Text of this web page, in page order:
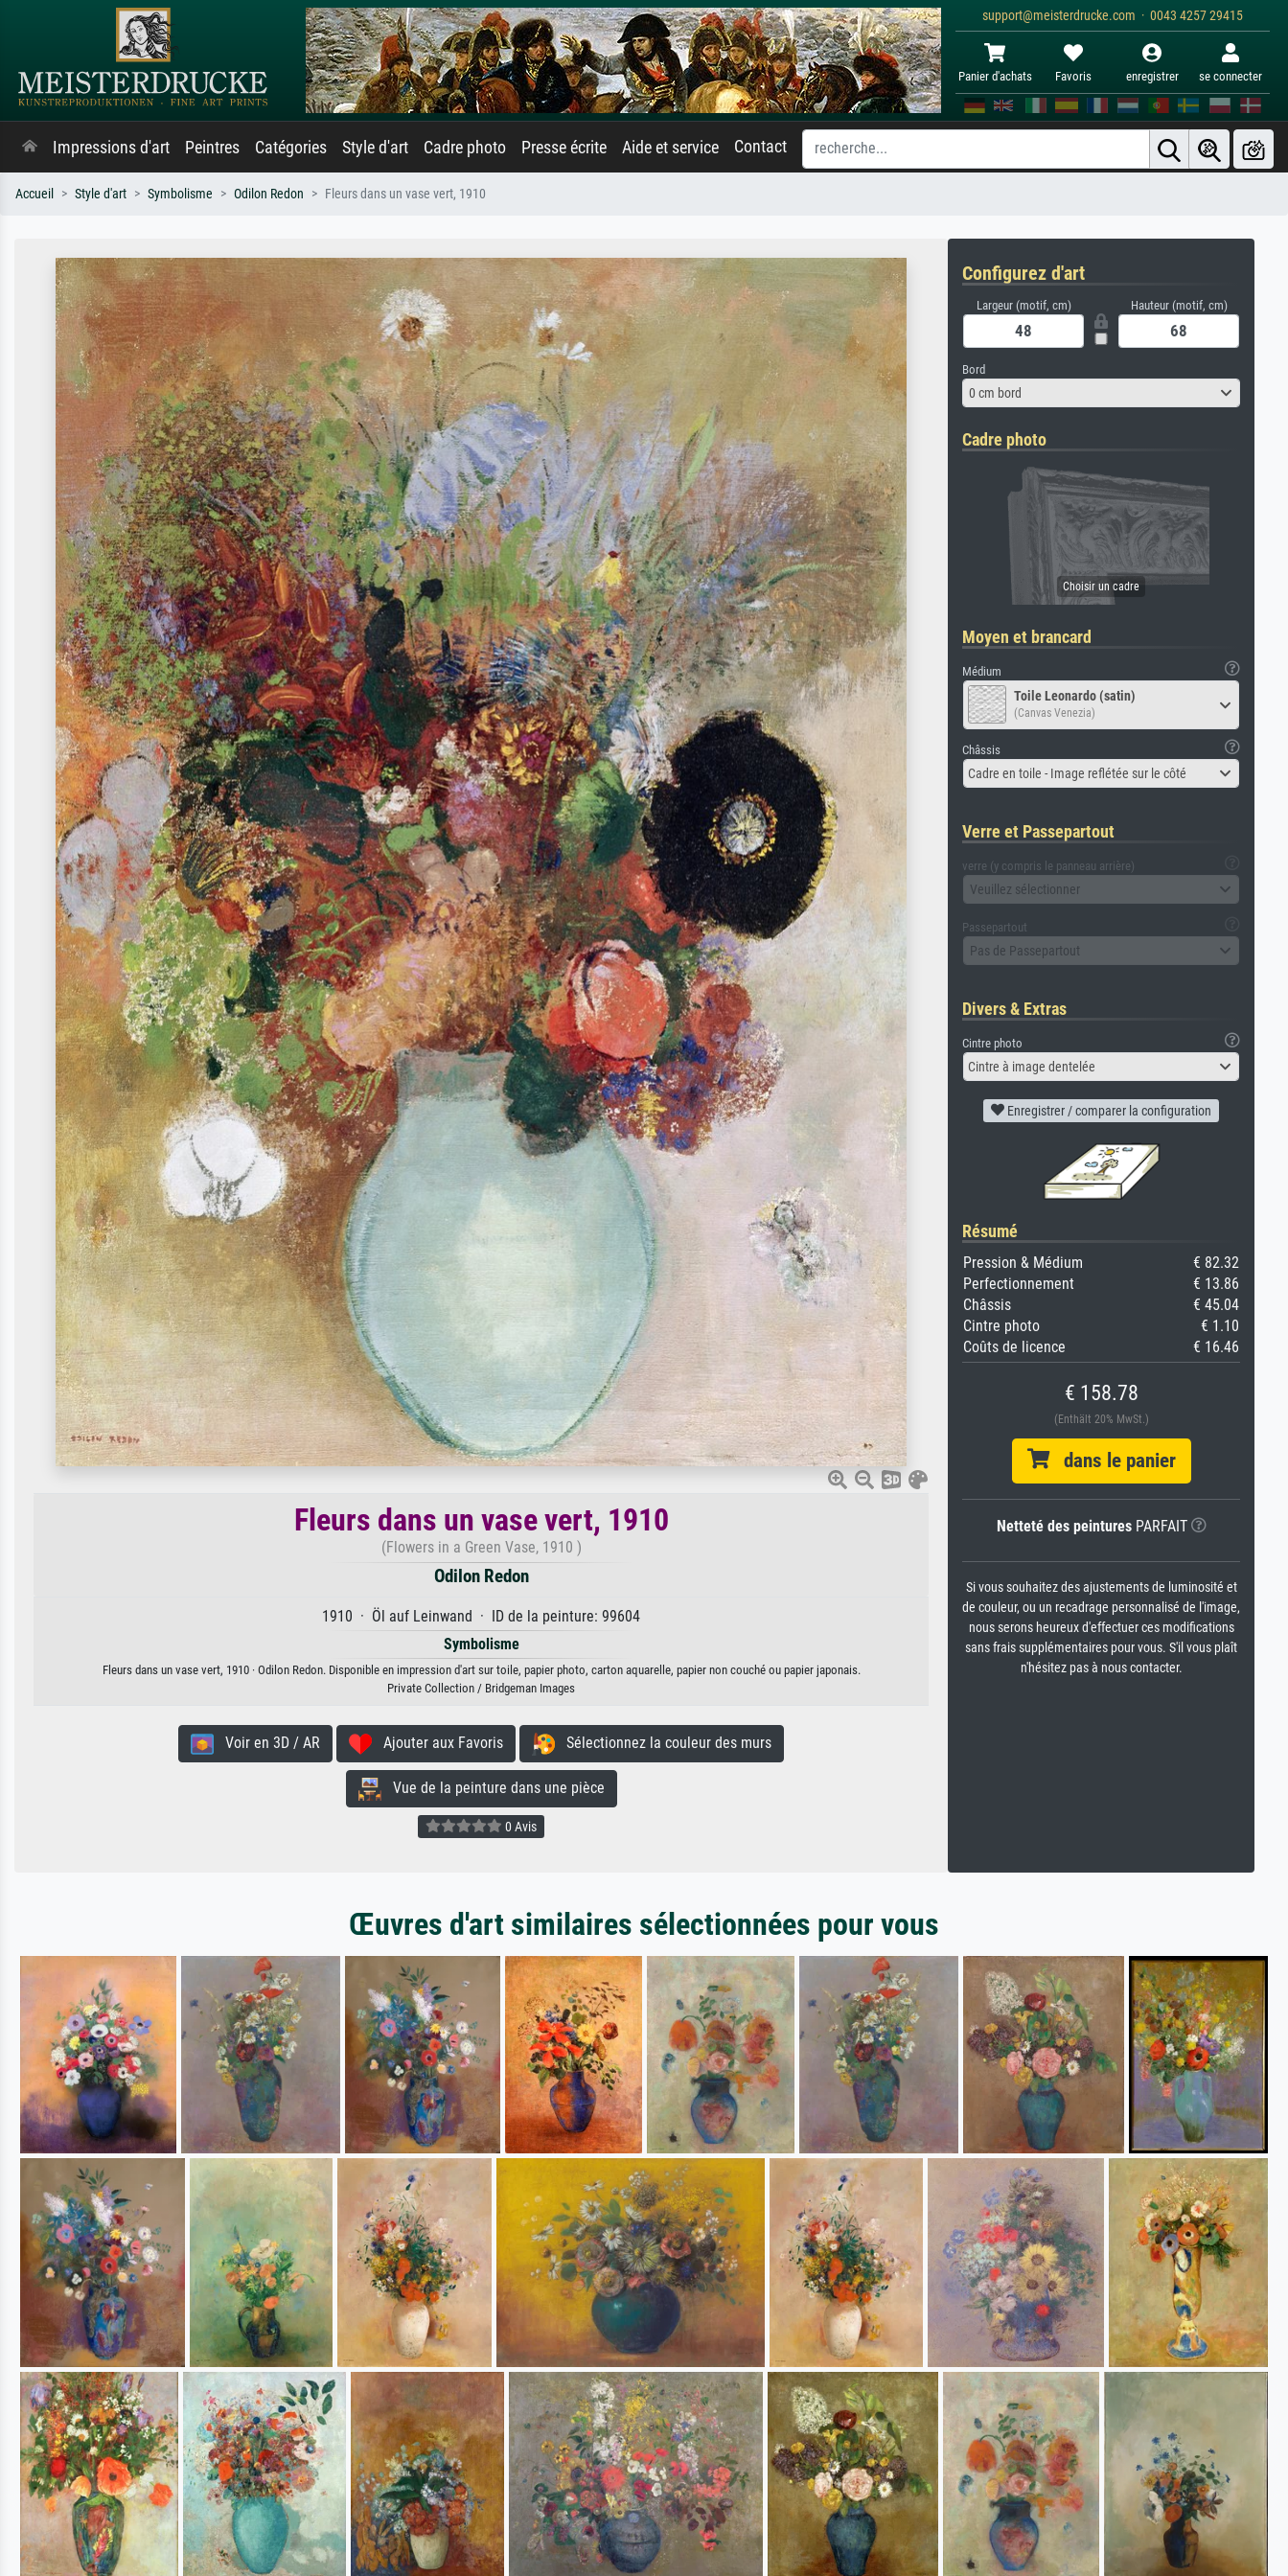
support@meisterdrucke.com · 0043 4257 29415
Panier d'achats Favoris enregistrer se connecter
Impressions d'art Peintres Catégories Style d'art Cadre photo Presse écrite Aide et service Contact
Accueil Style d'art Symbolisme Odilon Redon Fleurs dans un vase vert, 1910
Fleurs dans un vase vert, 1910
(Flowers in a Green Vase, 1910 )
Odilon Redon
1910 · Öl auf Leinwand · ID de la peinture: 99604
Symbolisme
Fleurs dans un vase vert, 1910 · Odilon Redon. Disponible en impression d'art sur toile, papier photo, carton aquarelle, papier non couché ou papier japonais.
Private Collection / Bridgeman Images
Voir en 3D / AR Ajouter aux Favoris Sélectionnez la couleur des murs
Vue de la peinture dans une pièce
0 Avis
Configurez d'art
Largeur (motif, cm) Hauteur (motif, cm)
Bord
0 cm bord
Cadre photo
Moyen et brancard
Médium
Toile Leonardo (satin)
(Canvas Venezia)
Châssis
Cadre en toile - Image reflétée sur le côté
Verre et Passepartout
verre (y compris le panneau arrière)
Veuillez sélectionner
Passepartout
Pas de Passepartout
Divers & Extras
Cintre photo
Cintre à image dentelée
Enregistrer / comparer la configuration
Résumé
Pression & Médium
€ 82.32
Perfectionnement
€ 13.86
Châssis
€ 45.04
Cintre photo
€ 1.10
Coûts de licence
€ 16.46
€ 158.78
(Enthält 20% MwSt.)
dans le panier
Netteté des peinturesPARFAIT
Si vous souhaitez des ajustements de luminosité et
de couleur, ou un recadrage personnalisé de l'image,
nous serons heureux d'effectuer ces modifications
sans frais supplémentaires pour vous. S'il vous plaît
n'hésitez pas à nous contacter.
Œuvres d'art similaires sélectionnées pour vous